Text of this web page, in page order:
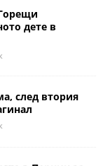
дете в
след втория